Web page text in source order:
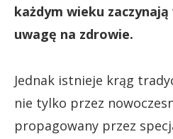
każdym wieku
uwagę na zdrowie.
Jednak istnieje krąg
nie tylko przez
propagowany przez